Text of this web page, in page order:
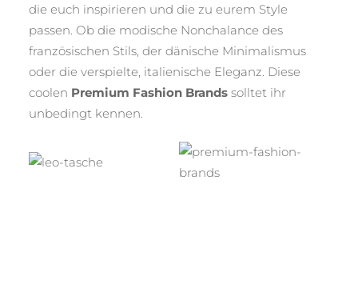
die euch inspirieren und die zu eurem Style
passen. Ob die modische Nonchalance des
französischen Stils, der dänische Minimalismus
oder die verspielte, italienische Eleganz. Diese
coolen Premium Fashion Brands solltet ihr
unbedingt kennen.